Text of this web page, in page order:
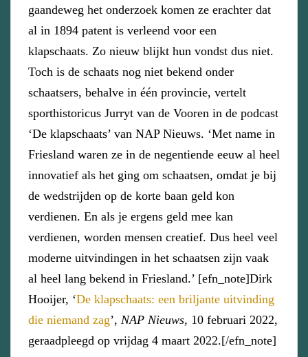
gaandeweg het onderzoek komen ze erachter dat
al in 1894 patent is verleend voor een
klapschaats. Zo nieuw blijkt hun vondst dus niet.
Toch is de schaats nog niet bekend onder
schaatsers, behalve in één provincie, vertelt
sporthistoricus Jurryt van de Vooren in de podcast
‘De klapschaats’ van NAP Nieuws. ‘Met name in
Friesland waren ze in de negentiende eeuw al heel
innovatief als het ging om schaatsen, omdat je bij
de wedstrijden op de korte baan geld kon
verdienen. En als je ergens geld mee kan
verdienen, worden mensen creatief. Dus heel veel
moderne uitvindingen in het schaatsen zijn vaak
al heel lang bekend in Friesland.’ [efn_note]Dirk
Hooijer, ‘De klapschaats: een briljante uitvinding
die niemand zag’, NAP Nieuws, 10 februari 2022,
geraadpleegd op vrijdag 4 maart 2022.[/efn_note]